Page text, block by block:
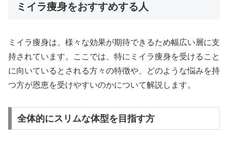
ミイラ痩身をおすすめする人
ミイラ痩身は、様々な効果が期待できるため幅広い層に支
持されています。ここでは、特にミイラ痩身を受けること
に向いているとされる方々の特徴や、どのような悩みを持
つ方が恩恵を受けやすいのかについて解説します。
全体的にスリムな体型を目指す方